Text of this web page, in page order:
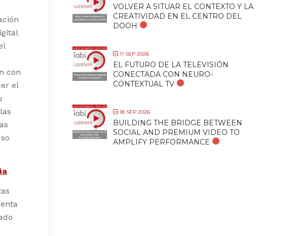
con
el
VOLVER A SITUAR EL CONTEXTO Y LA
CREATIVIDAD EN EL CENTRO DEL
DOOH
11 SEP 2026
EL FUTURO DE LA TELEVISIÓN
CONECTADA CON NEURO-
CONTEXTUAL TV
18 SEP 2026
BUILDING THE BRIDGE BETWEEN
SOCIAL AND PREMIUM VIDEO TO
AMPLIFY PERFORMANCE